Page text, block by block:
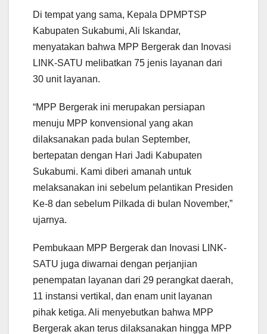
Di tempat yang sama, Kepala DPMPTSP
Kabupaten Sukabumi, Ali Iskandar,
menyatakan bahwa MPP Bergerak dan Inovasi
LINK-SATU melibatkan 75 jenis layanan dari
30 unit layanan.
“MPP Bergerak ini merupakan persiapan
menuju MPP konvensional yang akan
dilaksanakan pada bulan September,
bertepatan dengan Hari Jadi Kabupaten
Sukabumi. Kami diberi amanah untuk
melaksanakan ini sebelum pelantikan Presiden
Ke-8 dan sebelum Pilkada di bulan November,”
ujarnya.
Pembukaan MPP Bergerak dan Inovasi LINK-
SATU juga diwarnai dengan perjanjian
penempatan layanan dari 29 perangkat daerah,
11 instansi vertikal, dan enam unit layanan
pihak ketiga. Ali menyebutkan bahwa MPP
Bergerak akan terus dilaksanakan hingga MPP